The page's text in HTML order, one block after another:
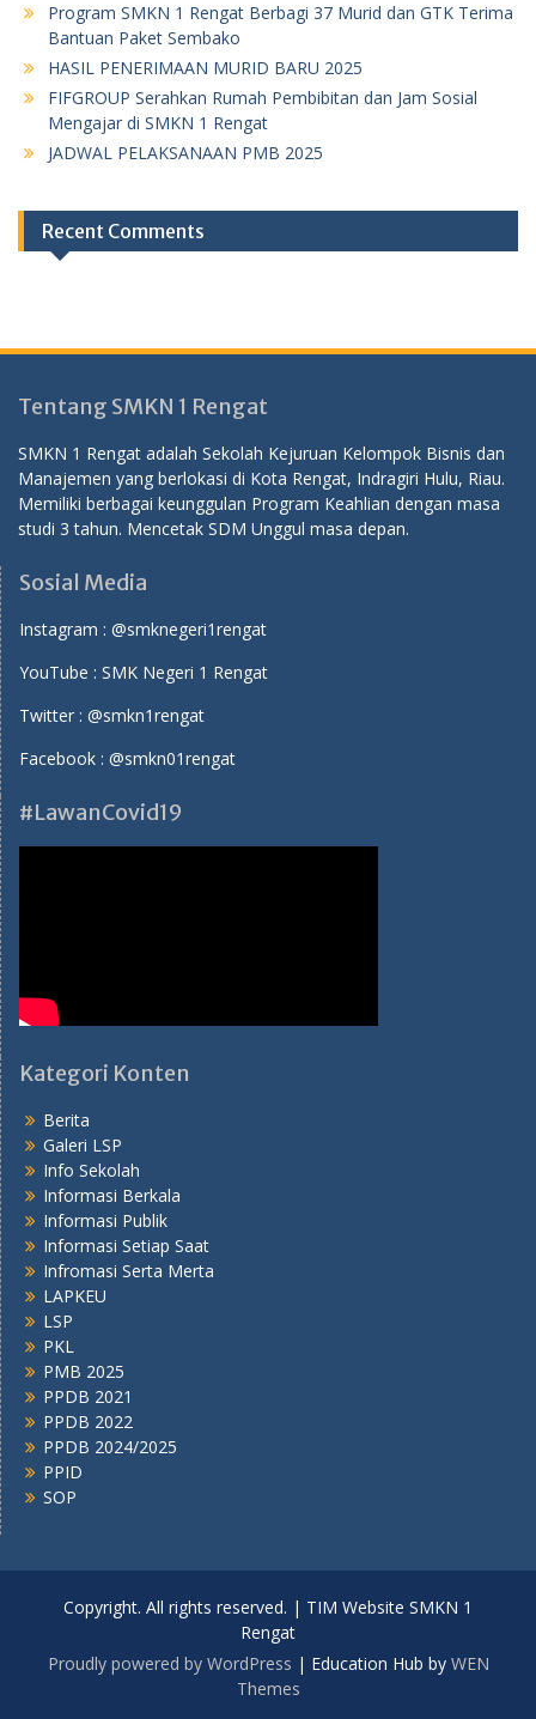
Program SMKN 1 Rengat Berbagi 37 Murid dan GTK Terima
Bantuan Paket Sembako
HASIL PENERIMAAN MURID BARU 2025
FIFGROUP Serahkan Rumah Pembibitan dan Jam Sosial
Mengajar di SMKN 1 Rengat
JADWAL PELAKSANAAN PMB 2025
Recent Comments
Tentang SMKN 1 Rengat
SMKN 1 Rengat adalah Sekolah Kejuruan Kelompok Bisnis dan
Manajemen yang berlokasi di Kota Rengat, Indragiri Hulu, Riau.
Memiliki berbagai keunggulan Program Keahlian dengan masa
studi 3 tahun. Mencetak SDM Unggul masa depan.
Sosial Media
Instagram : @smknegeri1rengat
YouTube : SMK Negeri 1 Rengat
Twitter : @smkn1rengat
Facebook : @smkn01rengat
#LawanCovid19
Kategori Konten
Berita
Galeri LSP
Info Sekolah
Informasi Berkala
Informasi Publik
Informasi Setiap Saat
Infromasi Serta Merta
LAPKEU
LSP
PKL
PMB 2025
PPDB 2021
PPDB 2022
PPDB 2024/2025
PPID
SOP
Copyright. All rights reserved. | TIM Website SMKN 1
Rengat
Proudly powered by WordPress | Education Hub by WEN
Themes